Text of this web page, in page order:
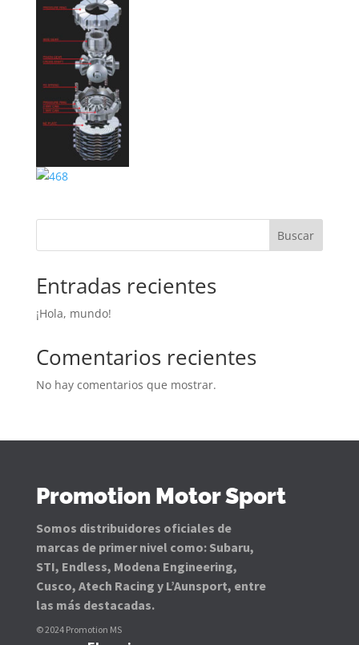
Buscar
Entradas recientes
¡Hola, mundo!
Comentarios recientes
No hay comentarios que mostrar.
Promotion Motor Sport
Somos distribuidores oficiales de
marcas de primer nivel como: Subaru,
STI, Endless, Modena Engineering,
Cusco, Atech Racing y L’Aunsport, entre
las más destacadas.
© 2024 Promotion MS